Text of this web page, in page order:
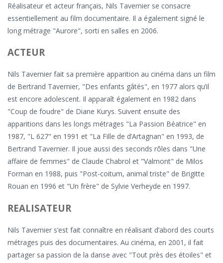
Réalisateur et acteur français, Nils Tavernier se consacre
essentiellement au film documentaire. Il a également signé le
long métrage "Aurore", sorti en salles en 2006.
ACTEUR
Nils Tavernier fait sa première apparition au cinéma dans un film
de Bertrand Tavernier, "Des enfants gâtés", en 1977 alors qu’il
est encore adolescent. Il apparaît également en 1982 dans
"Coup de foudre" de Diane Kurys. Suivent ensuite des
apparitions dans les longs métrages "La Passion Béatrice" en
1987, "L 627" en 1991 et "La Fille de d’Artagnan" en 1993, de
Bertrand Tavernier. Il joue aussi des seconds rôles dans "Une
affaire de femmes" de Claude Chabrol et "Valmont" de Milos
Forman en 1988, puis "Post-coitum, animal triste" de Brigitte
Rouan en 1996 et "Un frère" de Sylvie Verheyde en 1997.
REALISATEUR
Nils Tavernier s’est fait connaître en réalisant d’abord des courts
métrages puis des documentaires. Au cinéma, en 2001, il fait
partager sa passion de la danse avec "Tout près des étoiles" et